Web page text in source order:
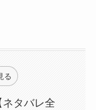
る
タバレ全